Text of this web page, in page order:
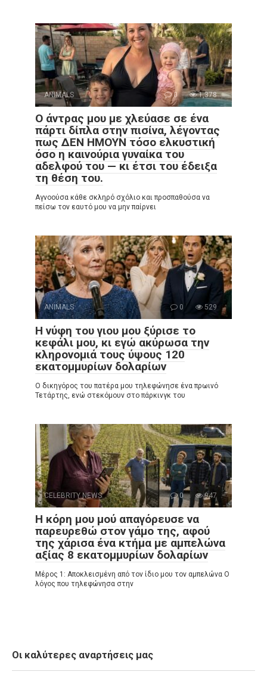
ANIMALS 0 1,378
Ο άντρας μου με χλεύασε σε ένα
πάρτι δίπλα στην πισίνα, λέγοντας
πως ΔΕΝ ΗΜΟΥΝ τόσο ελκυστική
όσο η καινούρια γυναίκα του
αδελφού του — κι έτσι του έδειξα
τη θέση του.
Αγνοούσα κάθε σκληρό σχόλιο και προσπαθούσα να
πείσω τον εαυτό μου να μην παίρνει
ANIMALS 0 529
Η νύφη του γιου μου ξύρισε το
κεφάλι μου, κι εγώ ακύρωσα την
κληρονομιά τους ύψους 120
εκατομμυρίων δολαρίων
Ο δικηγόρος του πατέρα μου τηλεφώνησε ένα πρωινό
Τετάρτης, ενώ στεκόμουν στο πάρκινγκ του
CELEBRITY NEWS 0 947
Η κόρη μου μού απαγόρευσε να
παρευρεθώ στον γάμο της, αφού
της χάρισα ένα κτήμα με αμπελώνα
αξίας 8 εκατομμυρίων δολαρίων
Μέρος 1: Αποκλεισμένη από τον ίδιο μου τον αμπελώνα Ο
λόγος που τηλεφώνησα στην
Οι καλύτερες αναρτήσεις μας